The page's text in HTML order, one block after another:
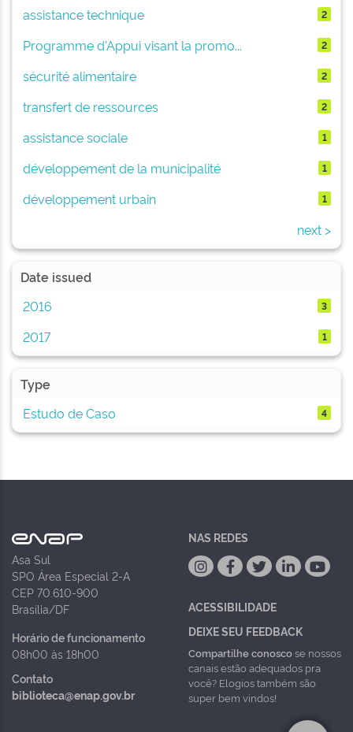
assistance technique 2
Programme d'Appui visant la promo... 2
sécurité alimentaire 2
transfert de ressources 2
assistance sociale 1
développement de la municipalité 1
développement urbain 1
next >
Date issued
2016
3
2017 1
Type
Estudo de Caso
4
Asa Sul
SPO Área Especial 2-A
CEP 70.610-900
Brasília/DF
Horário de funcionamento
08h00 às 18h00
Contato
biblioteca@enap.gov.br
NAS REDES
ACESSIBILIDADE
DEIXE SEU FEEDBACK
Compartilhe conoscose nossos
canais estão adequados pra
você? Elogios também são
super bem vindos!